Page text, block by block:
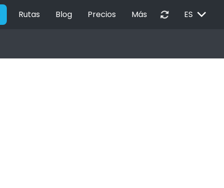
Rutas Blog Precios Más autorenew ES EXPAND_MORE